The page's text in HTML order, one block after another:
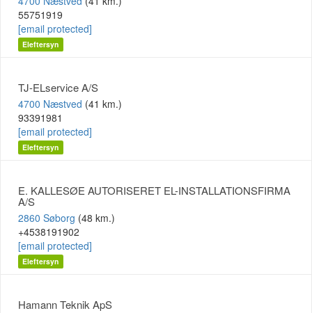
55751919
[email protected]
Eleftersyn
TJ-ELservice A/S
4700 Næstved (41 km.)
93391981
[email protected]
Eleftersyn
E. KALLESØE AUTORISERET EL-INSTALLATIONSFIRMA
A/S
2860 Søborg (48 km.)
+4538191902
[email protected]
Eleftersyn
Hamann Teknik ApS